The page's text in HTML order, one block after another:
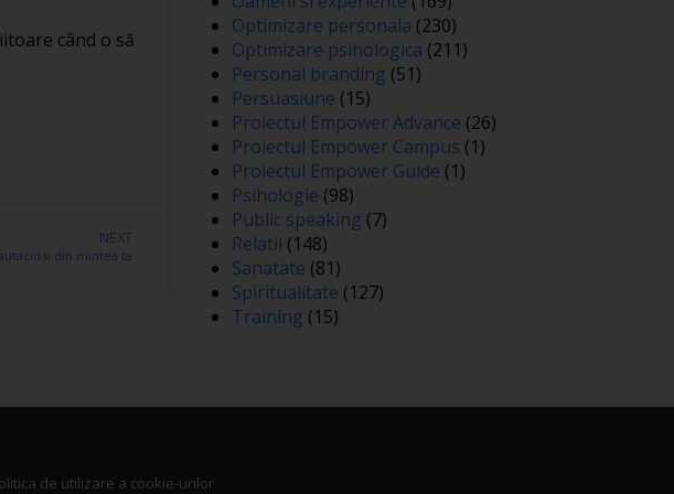
când o să
NEXT
din mintea ta
Optimizare personala (230)
Optimizare psihologica (211)
Personal branding (51)
Persuasiune (15)
Proiectul Empower Advance (26)
Proiectul Empower Campus (1)
Proiectul Empower Guide (1)
Psihologie (98)
Public speaking (7)
Relatii (148)
Sanatate (81)
Spiritualitate (127)
Training (15)
de utilizare a cookie-urilor